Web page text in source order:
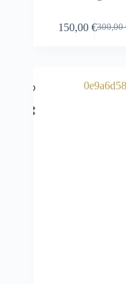
300,00
Il
300,00
150,00 €Il
150,00